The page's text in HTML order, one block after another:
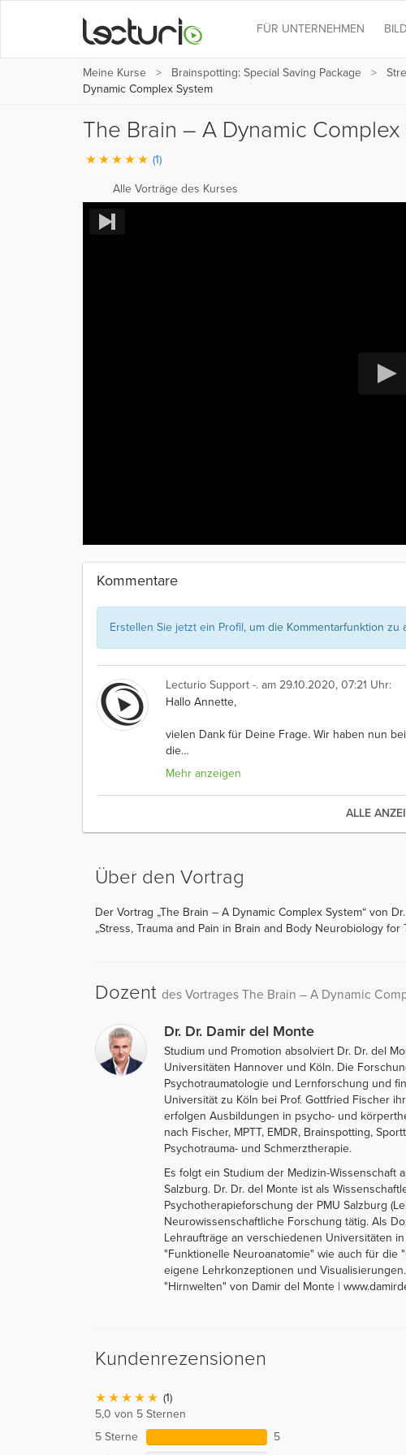
FÜR UNTERNEHMEN
Meine Kurse Brainspotting: Special Saving Package
Dynamic Complex System
The Brain – A Dynamic Complex
(1)
Alle Vorträge des Kurses
Kommentare
Erstellen Sie jetzt ein Profil, um die Kommentarfunktion zu
Lecturio Support -. am 29.10.2020, 07:21 Uhr:
Hallo Annette,
vielen Dank für Deine Frage. Wir haben nun
die…
Mehr anzeigen
ALLE
Über den Vortrag
Der Vortrag „The Brain – A Dynamic Complex System“ von
„Stress, Trauma and Pain in Brain and Body Neurobiology for
Dozent des Vortrages The Brain – A Dynamic
Dr. Dr. Damir del Monte
Studium und Promotion absolviert Dr. Dr. del
Universitäten Hannover und Köln. Die
Psychotraumatologie und Lernforschung und
Universität zu Köln bei Prof. Gottfried Fischer
erfolgen Ausbildungen in psycho- und
nach Fischer, MPTT, EMDR, Brainspotting,
Psychotrauma- und Schmerztherapie.
Es folgt ein Studium der Medizin-Wissenschaft
Salzburg. Dr. Dr. del Monte ist als
Psychotherapieforschung der PMU Salzburg
Neurowissenschaftliche Forschung tätig. Als
Lehraufträge an verschiedenen Universitäten
"Funktionelle Neuroanatomie" wie auch für die
eigene Lehrkonzeptionen und
"Hirnwelten" von Damir del Monte |
Kundenrezensionen
(1)
5,0 von 5 Sternen
5 Sterne
5